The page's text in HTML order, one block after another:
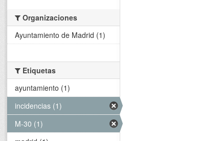
Organizaciones
Ayuntamiento de Madrid (1)
Etiquetas
ayuntamiento (1)
incidencias (1)
M-30 (1)